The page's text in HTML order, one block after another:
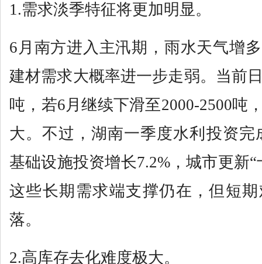
1.需求淡季特征将更加明显。
6月南方进入主汛期，雨水天气增
建材需求大概率进一步走弱。当前
吨，若6月继续下滑至2000-2500吨
大。不过，湖南一季度水利投资完
基础设施投资增长7.2%，城市更新
这些长期需求端支撑仍在，但短
落。
2.高库存去化难度极大。